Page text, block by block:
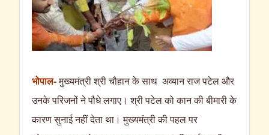
भोपाल-मुख्यमंत्री श्री चौहान के साथ अव्यान राज पटेल और
उनके परिजनों ने पौधे लगाए। श्री पटेल को कान की बीमारी के
कारण सुनाई नहीं देता था। मुख्यमंत्री की पहल पर